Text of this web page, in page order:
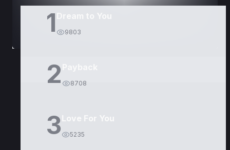
1 9803
2 8708
3Love For You
5235